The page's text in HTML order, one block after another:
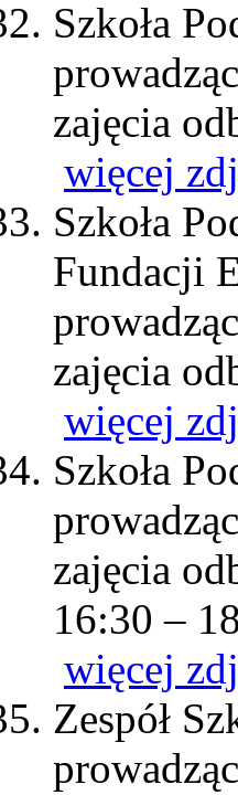
Szkoła
zajęcia
więcej
Szkoła
Fundacji
zajęcia
więcej
Szkoła
zajęcia
16:30 –
więcej
Zespół